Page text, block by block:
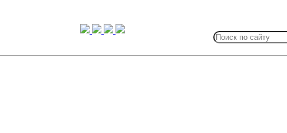
for: